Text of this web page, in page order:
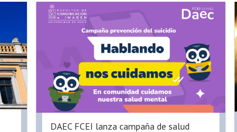
DAEC FCEI lanza campaña de salud